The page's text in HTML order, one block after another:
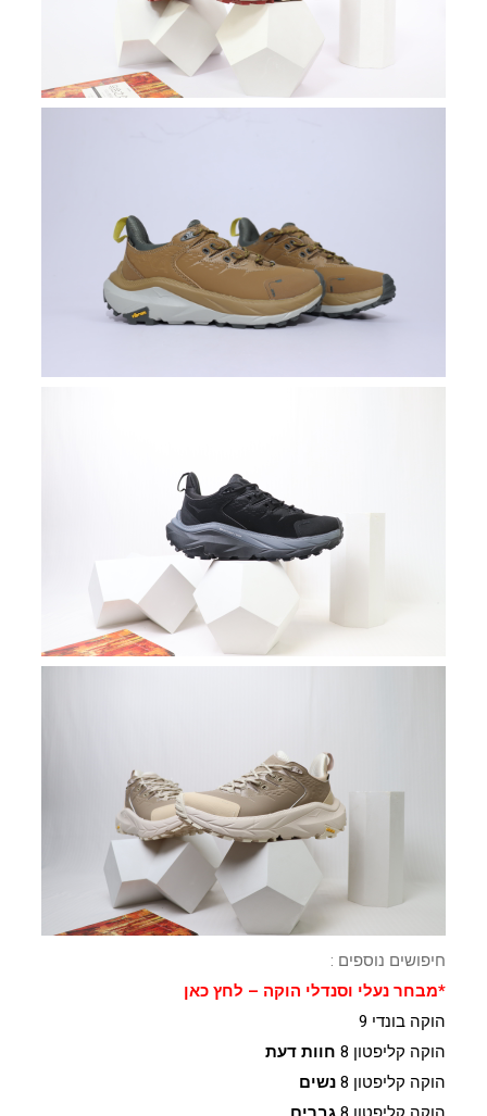
חיפושים נוספים :
*מבחר נעלי וסנדלי הוקה – לחץ כאן
הוקה בונדי 9
הוקה קליפטון 8
חוות דעת
הוקה קליפטון 8
נשים